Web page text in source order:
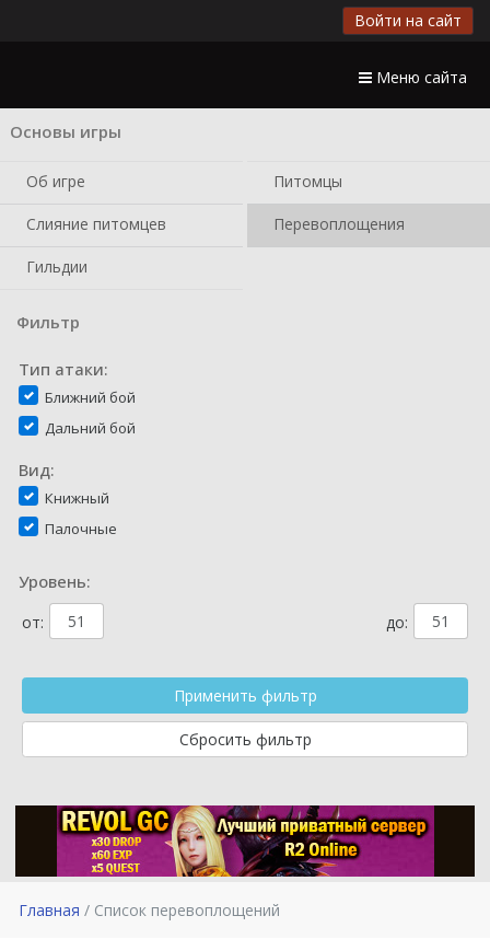
Войти на сайт
Меню сайта
Основы игры
Об игре Питомцы
Слияние питомцев Перевоплощения
Гильдии
Фильтр
Тип атаки:
Ближний бой
Дальний бой
Вид:
Книжный
Палочные
Уровень:
от: до:
Главная Список перевоплощений